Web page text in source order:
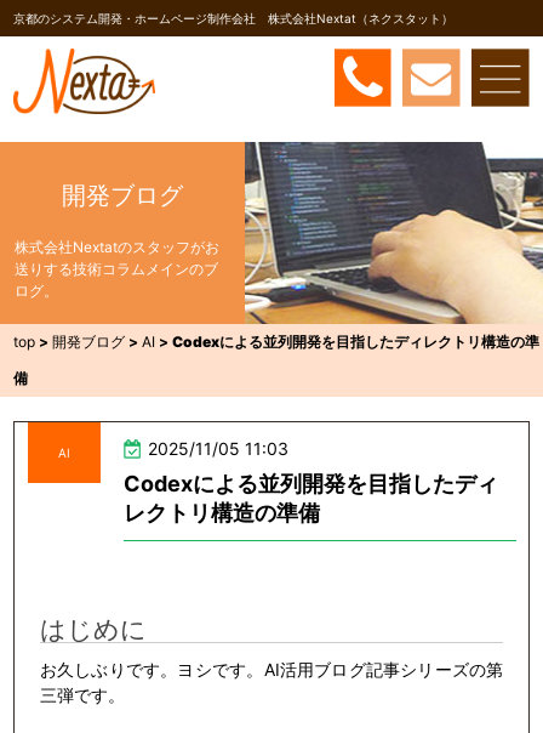
京都のシステム開発・ホームページ制作会社 株式会社Nextat（ネクスタット）
開発ブログ
株式会社Nextatのスタッフがお
送りする技術コラムメインのブ
ログ。
top >開発ブログ >AI >Codexによる並列開発を目指したディレクトリ構造の準
備
AI 2025/11/05 11:03
Codexによる並列開発を目指したディ
レクトリ構造の準備
はじめに
お久しぶりです。ヨシです。AI活用ブログ記事シリーズの第
三弾です。